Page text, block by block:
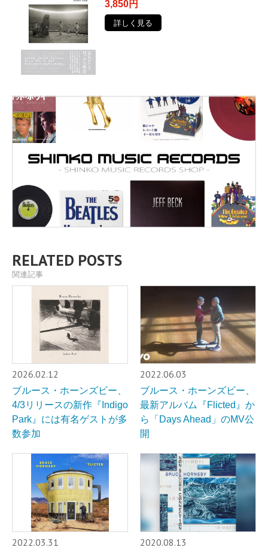
3,850円
詳しく見る
RELATED POSTS
関連記事
2026.02.12
ブルース・ホーンズビー、
4/3リリースの新作『Indigo
Park』には有名ゲストが多
数参加
2022.06.03
ブルース・ホーンズビー、
最新アルバム『Flicted』か
ら「Days Ahead」のMV公
開
2022.03.31 2020.08.13